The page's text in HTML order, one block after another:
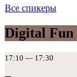
Все спикеры
Digital Fun
17:10 — 17:30